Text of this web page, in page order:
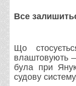
Все
Що
влаштовують –
була при
судову